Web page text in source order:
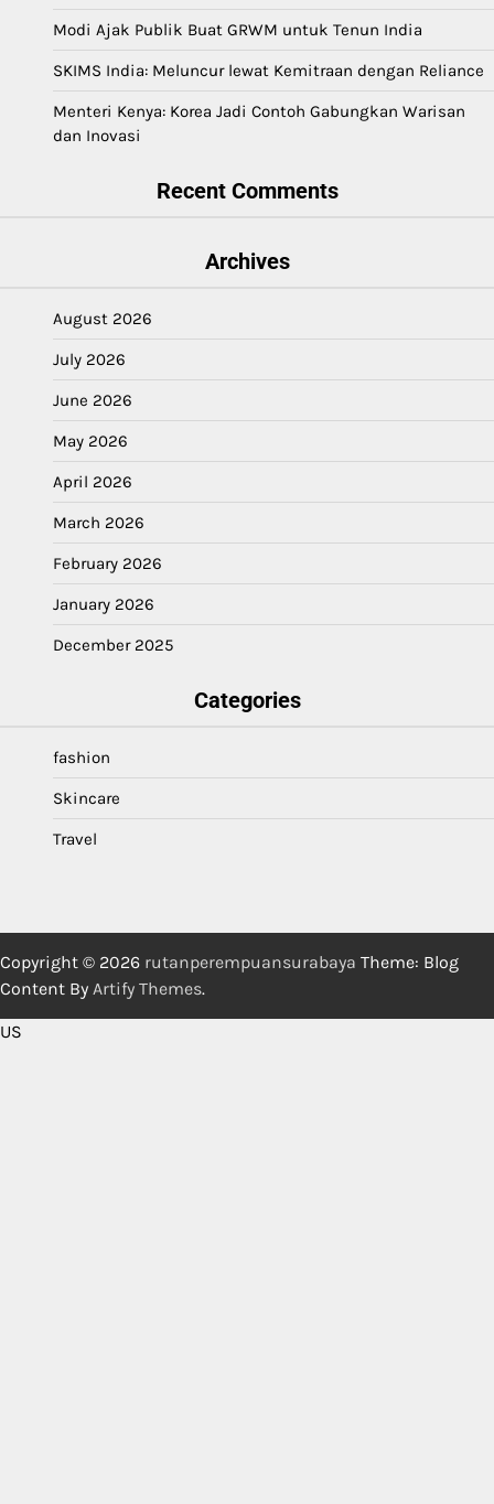
Modi Ajak Publik Buat GRWM untuk Tenun India
SKIMS India: Meluncur lewat Kemitraan dengan Reliance
Menteri Kenya: Korea Jadi Contoh Gabungkan Warisan
dan Inovasi
Recent Comments
Archives
August 2026
July 2026
June 2026
May 2026
April 2026
March 2026
February 2026
January 2026
December 2025
Categories
fashion
Skincare
Travel
Copyright © 2026 rutanperempuansurabaya Theme: Blog
Content By Artify Themes.
US